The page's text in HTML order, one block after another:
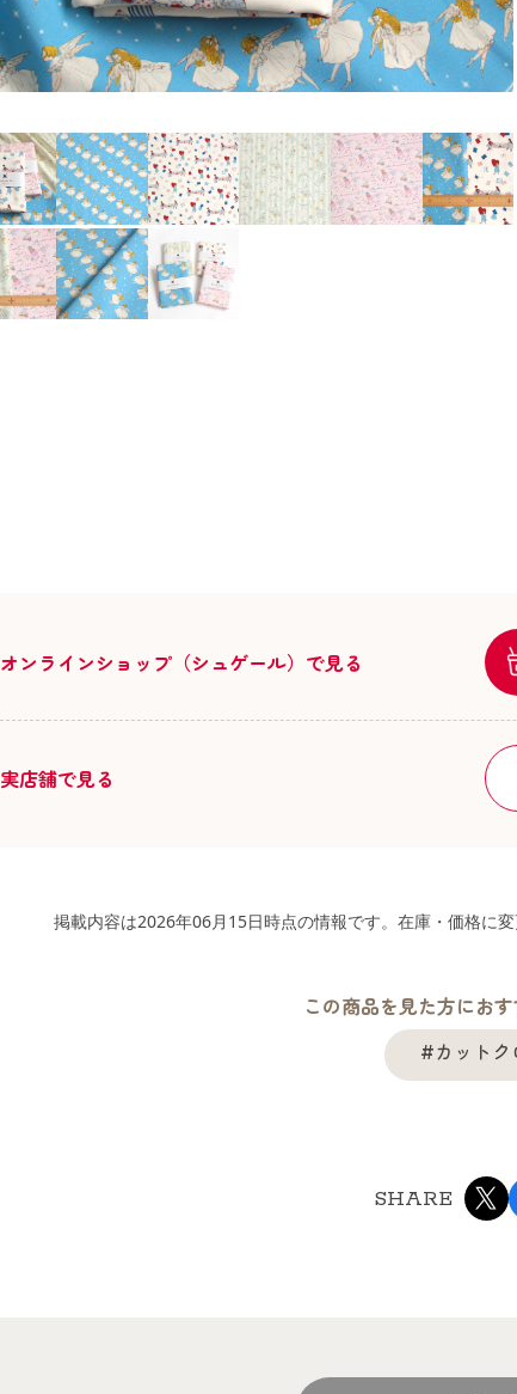
オンラインショップ（シュゲール）で見る
実店舗で見る
掲載内容は2026年06月15日時点の情報です。在庫・価格に
この商品を見た方にお
#カットク
SHARE